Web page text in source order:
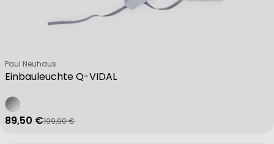
Einbauleuchte Q-VIDAL
Verkäufer:
Paul Neuhaus
Verkaufspreis
89,50 €
Regulärer Preis
199,90 €